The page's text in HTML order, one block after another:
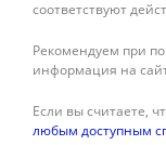
соответствуют
Рекомендуем при
информация на
Если вы считаете,
любым доступным